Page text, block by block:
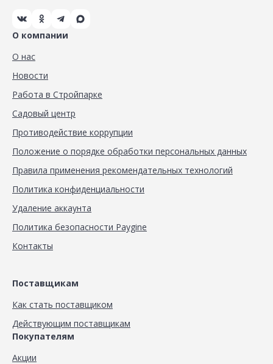
О компании
О нас
Новости
Работа в Стройпарке
Садовый центр
Противодействие коррупции
Положение о порядке обработки персональных данных
Правила применения рекомендательных технологий
Политика конфиденциальности
Удаление аккаунта
Политика безопасности Paygine
Контакты
Поставщикам
Как стать поставщиком
Действующим поставщикам
Покупателям
Акции